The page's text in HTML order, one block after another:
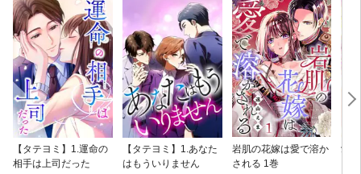
【タテヨミ】1.運命の
相手は上司だった
【タテヨミ】1.あなた
はもういりません
岩肌の花嫁は愛で溶か
される 1巻
愛